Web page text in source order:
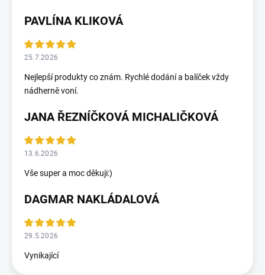
PAVLÍNA KLIKOVÁ
25.7.2026
Nejlepší produkty co znám. Rychlé dodání a balíček vždy
nádherně voní.
JANA ŘEZNÍČKOVÁ MICHALIČKOVÁ
13.6.2026
Vše super a moc děkuji:)
DAGMAR NAKLÁDALOVÁ
29.5.2026
Vynikající